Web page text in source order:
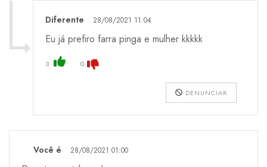
Diferente 28/08/2021 11:04
Eu já prefiro farra pinga e mulher kkkkk
3 0
DENUNCIAR
Você é 28/08/2021 01:00